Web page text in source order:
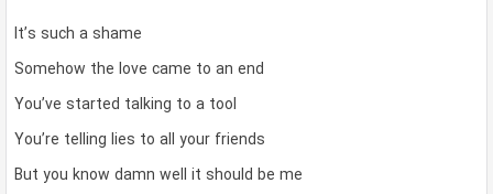
It’s such a shame
Somehow the love came to an end
You’ve started talking to a tool
You’re telling lies to all your friends
But you know damn well it should be me